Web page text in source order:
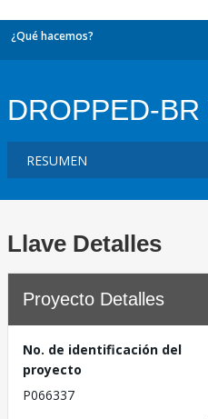
¿Qué hacemos?
DROPPED-
Llave Detalles
Proyecto Detalles
No. de identificación del
proyecto
P066337